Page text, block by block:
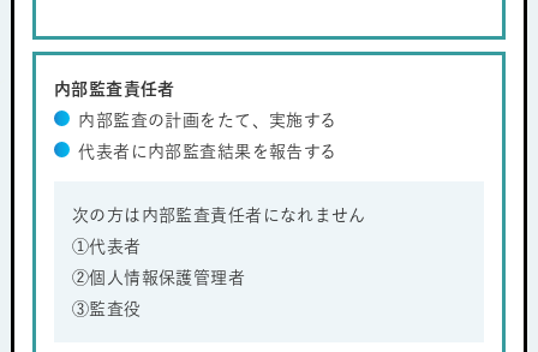
内部監査責任者
内部監査の計画をたて、実施する
代表者に内部監査結果を報告する
次の方は内部監査責任者になれません
①代表者
②個人情報保護管理者
③監査役